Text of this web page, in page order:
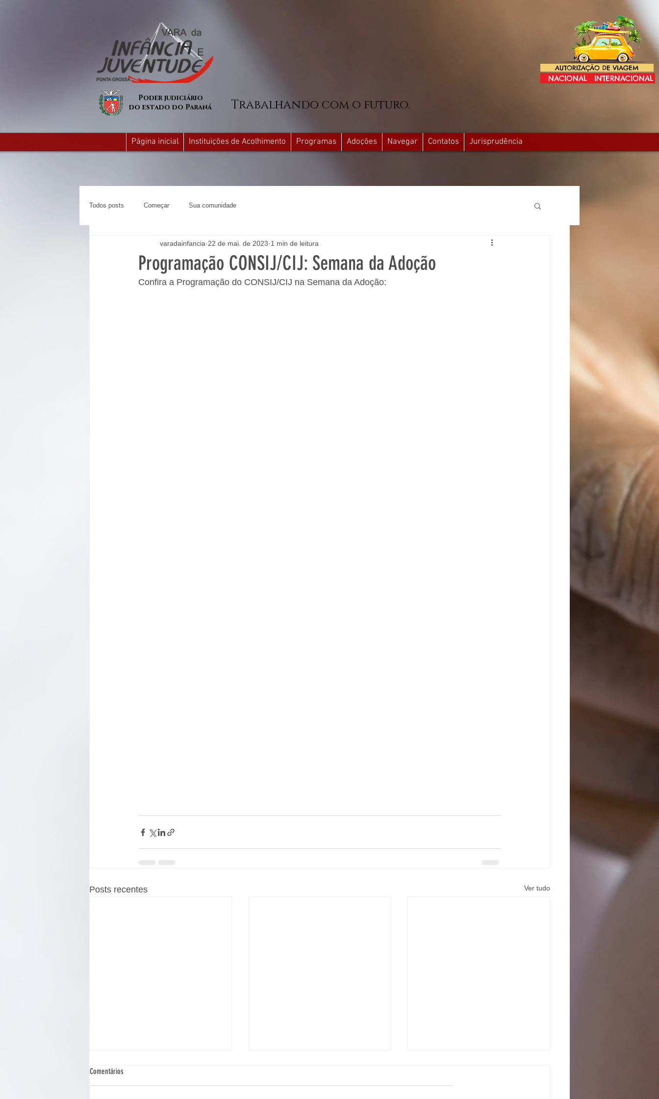
AUTORIZAÇÃO DE VIAGEM
NACIONAL INTERNACIONAL
Poder judiciário
do estado do Paraná
Trabalhando com o futuro.
Página inicial Instituições de Acolhimento Programas Adoções Navegar Contatos Jurisprudência
Todos posts Começar Sua comunidade
Programação CONSIJ/CIJ: Semana da Adoção
varadainfancia 22 de mai. de 2023 1 min de leitura
Confira a Programação do CONSIJ/CIJ na Semana da Adoção:
Posts recentes Ver tudo
Comentários